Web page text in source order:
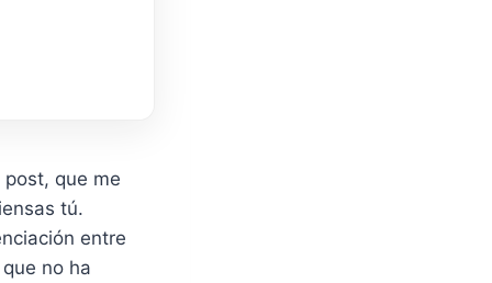
que me
tú.
entre
no ha